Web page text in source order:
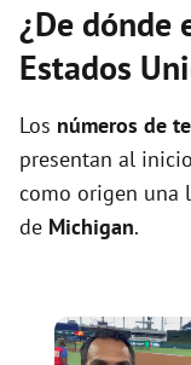
¿De dónde
Estados
Los números de
presentan al
como origen una
de Michigan.